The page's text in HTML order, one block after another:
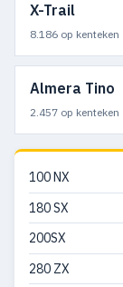
X-Trail
8.186 op kenteken
Almera Tino
2.457 op kenteken
100 NX
180 SX
200SX
280 ZX